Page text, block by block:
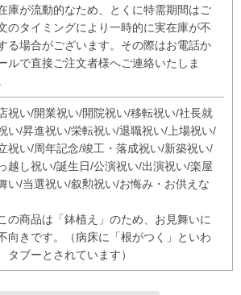
庫が流動的なため、とくに特需期間はご
のタイミングにより一時的に実在庫が不
る場合がございます。その際はお電話か
ルで直接ご注文者様へご連絡いたしま
祝い/開業祝い/開院祝い/移転祝い/社長就
い/昇進祝い/栄転祝い/退職祝い/上場祝い/
祝い/周年記念/竣工・落成祝い/新築祝い/
越し祝い/誕生日/公演祝い/出演祝い/楽屋
い/当選祝い/叙勲祝い/お悔み・お供えな
の商品は「鉢植え」のため、お見舞いに
向きです。（病床に「根がつく」といわ
タブーとされています）